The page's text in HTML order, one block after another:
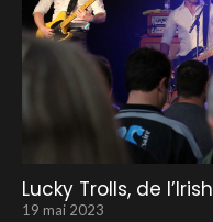
Lucky Trolls, de
19 mai 2023